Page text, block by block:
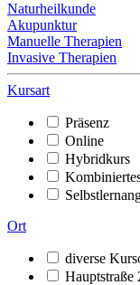
Naturheilkunde
Akupunktur
Manuelle Therapien
Invasive Therapien
Kursart
Präsenz
Online
Hybridkurs
Ort
diverse
Hauptstraße